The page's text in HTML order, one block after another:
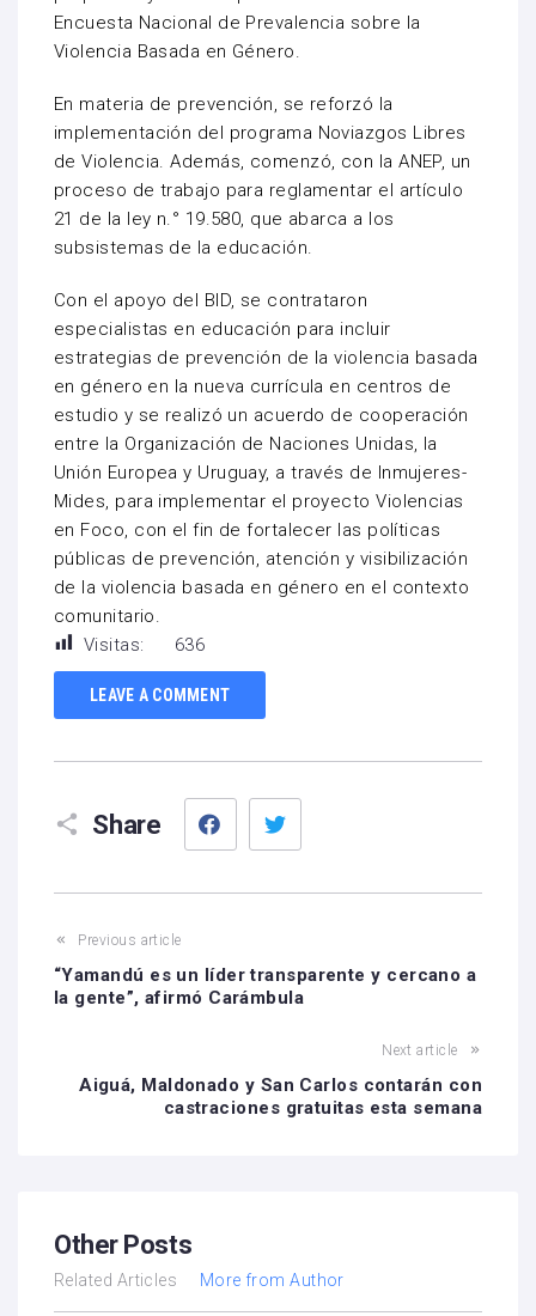
Encuesta Nacional de Prevalencia sobre la
Violencia Basada en Género.
En materia de prevención, se reforzó la
implementación del programa Noviazgos Libres
de Violencia. Además, comenzó, con la ANEP, un
proceso de trabajo para reglamentar el artículo
21 de la ley n.° 19.580, que abarca a los
subsistemas de la educación.
Con el apoyo del BID, se contrataron
especialistas en educación para incluir
estrategias de prevención de la violencia basada
en género en la nueva currícula en centros de
estudio y se realizó un acuerdo de cooperación
entre la Organización de Naciones Unidas, la
Unión Europea y Uruguay, a través de Inmujeres-
Mides, para implementar el proyecto Violencias
en Foco, con el fin de fortalecer las políticas
públicas de prevención, atención y visibilización
de la violencia basada en género en el contexto
comunitario.
Visitas:
636
LEAVE A COMMENT
Share
Facebook
Previous article
“Yamandú es un líder transparente y cercano a
la gente”, afirmó Carámbula
Next article
Aiguá, Maldonado y San Carlos contarán con
castraciones gratuitas esta semana
Other Posts
Related Articles More from Author